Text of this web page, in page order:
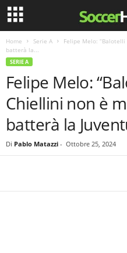
Home Serie A
Felipe Melo:
batterà la...
SERIE A
Felipe Melo:
Chiellini non è
batterà la
Di Pablo Matazzi - Ottobre 25, 2024